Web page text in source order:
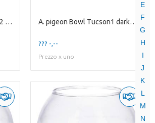
E
F
G
H
I
J
K
L
M
N
A. pigeon Bowl Sacramento2 clear A. pigeon Bowl Tucson1 dark purple
??? -,--
Prezzo x uno